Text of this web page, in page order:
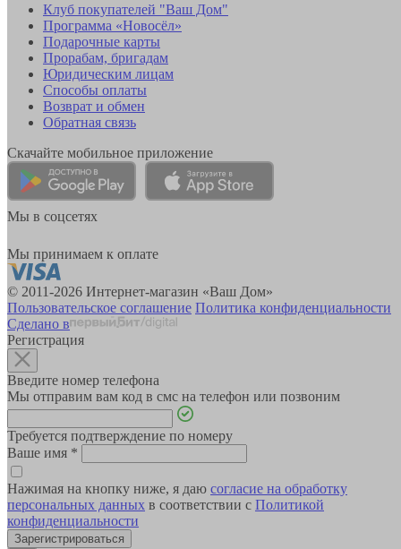
Клуб покупателей "Ваш Дом"
Программа «Новосёл»
Подарочные карты
Прорабам, бригадам
Юридическим лицам
Способы оплаты
Возврат и обмен
Обратная связь
Скачайте мобильное приложение
Мы в соцсетях
Мы принимаем к оплате
© 2011-2026 Интернет-магазин «Ваш Дом»
Пользовательское соглашение Политика конфиденциальности
Сделано в
Регистрация
Введите номер телефона
Мы отправим вам код в смс на телефон или позвоним
Требуется подтверждение по номеру
Ваше имя *
Нажимая на кнопку ниже, я даю согласие на обработку
персональных данных в соответствии с Политикой
конфиденциальности
Зарегистрироваться